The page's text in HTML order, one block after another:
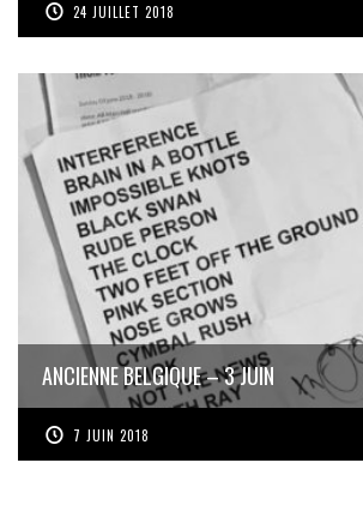
24 JUILLET 2018
ANCIENNE BELGIQUE – 3 JUIN
7 JUIN 2018